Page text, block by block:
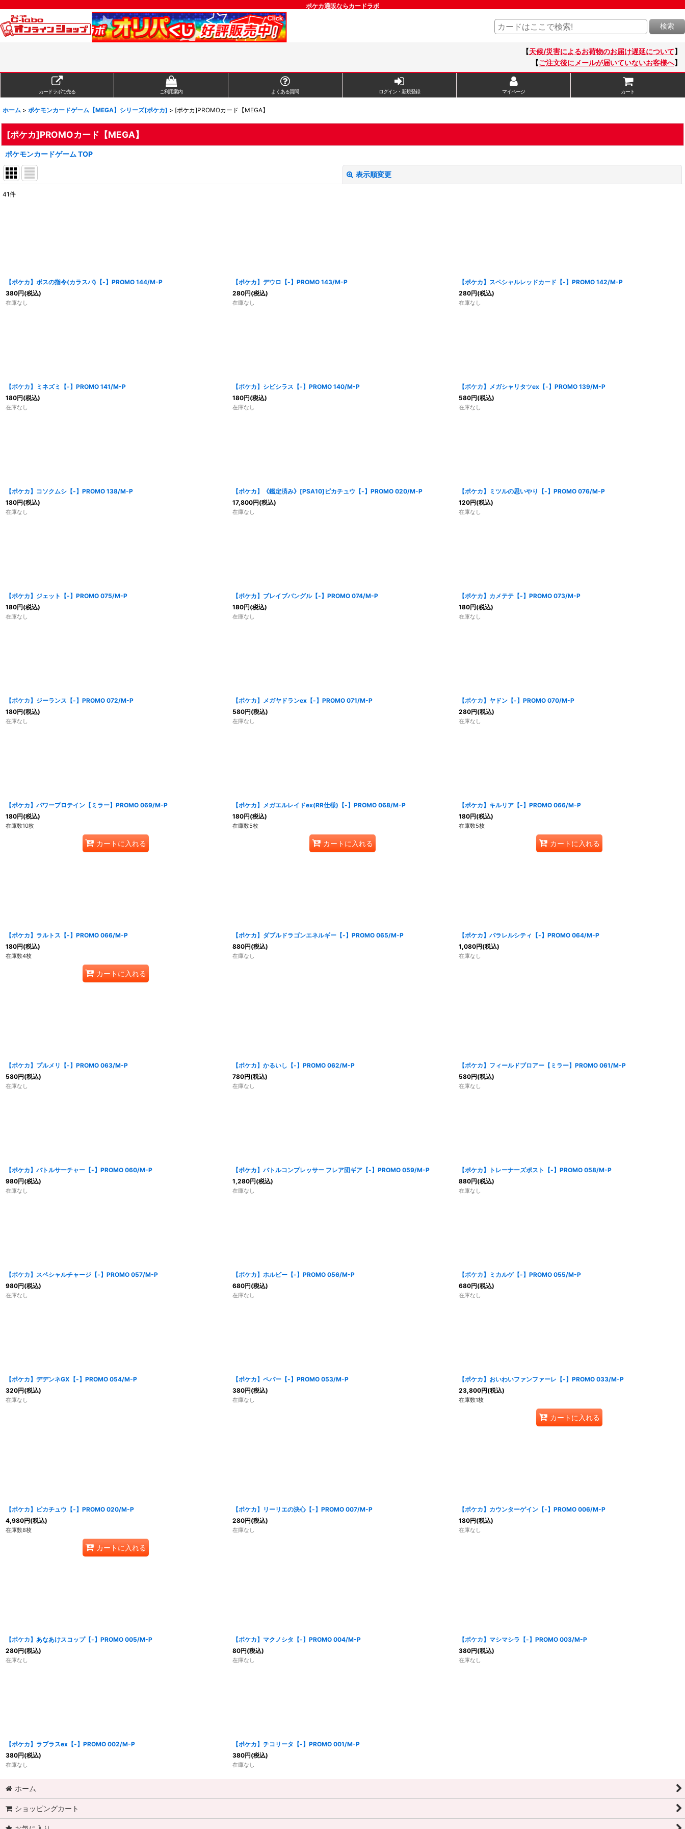
ポケカ通販ならカードラボ
検索
【天候/災害によるお荷物のお届け遅延について】
【ご注文後にメールが届いていないお客様へ】
カードラボで売る ご利用案内 よくある質問 ログイン・新規登録 マイページ カート
ホーム > ポケモンカードゲーム【MEGA】シリーズ[ポケカ] > [ポケカ]PROMOカード【MEGA】
[ポケカ]PROMOカード【MEGA】
ポケモンカードゲーム TOP
表示順変更
41件
【ポケカ】ボスの指令(カラスバ)【-】PROMO 144/M-P
380円(税込)
在庫なし
【ポケカ】デウロ【-】PROMO 143/M-P
280円(税込)
在庫なし
【ポケカ】スペシャルレッドカード【-】PROMO 142/M-P
280円(税込)
在庫なし
【ポケカ】ミネズミ【-】PROMO 141/M-P
180円(税込)
在庫なし
【ポケカ】シビシラス【-】PROMO 140/M-P
180円(税込)
在庫なし
【ポケカ】メガシャリタツex【-】PROMO 139/M-P
580円(税込)
在庫なし
【ポケカ】コソクムシ【-】PROMO 138/M-P
180円(税込)
在庫なし
【ポケカ】《鑑定済み》[PSA10]ピカチュウ【-】PROMO 020/M-P
17,800円(税込)
在庫なし
【ポケカ】ミツルの思いやり【-】PROMO 076/M-P
120円(税込)
在庫なし
【ポケカ】ジェット【-】PROMO 075/M-P
180円(税込)
在庫なし
【ポケカ】ブレイブバングル【-】PROMO 074/M-P
180円(税込)
在庫なし
【ポケカ】カメテテ【-】PROMO 073/M-P
180円(税込)
在庫なし
【ポケカ】ジーランス【-】PROMO 072/M-P
180円(税込)
在庫なし
【ポケカ】メガヤドランex【-】PROMO 071/M-P
580円(税込)
在庫なし
【ポケカ】ヤドン【-】PROMO 070/M-P
280円(税込)
在庫なし
【ポケカ】パワープロテイン【ミラー】PROMO 069/M-P
180円(税込)
在庫数10枚
カートに入れる
【ポケカ】メガエルレイドex(RR仕様)【-】PROMO 068/M-P
180円(税込)
在庫数5枚
カートに入れる
【ポケカ】キルリア【-】PROMO 066/M-P
180円(税込)
在庫数5枚
カートに入れる
【ポケカ】ラルトス【-】PROMO 066/M-P
180円(税込)
在庫数4枚
カートに入れる
【ポケカ】ダブルドラゴンエネルギー【-】PROMO 065/M-P
880円(税込)
在庫なし
【ポケカ】パラレルシティ【-】PROMO 064/M-P
1,080円(税込)
在庫なし
【ポケカ】プルメリ【-】PROMO 063/M-P
580円(税込)
在庫なし
【ポケカ】かるいし【-】PROMO 062/M-P
780円(税込)
在庫なし
【ポケカ】フィールドブロアー【ミラー】PROMO 061/M-P
580円(税込)
在庫なし
【ポケカ】バトルサーチャー【-】PROMO 060/M-P
980円(税込)
在庫なし
【ポケカ】バトルコンプレッサー フレア団ギア【-】PROMO 059/M-P
1,280円(税込)
在庫なし
【ポケカ】トレーナーズポスト【-】PROMO 058/M-P
880円(税込)
在庫なし
【ポケカ】スペシャルチャージ【-】PROMO 057/M-P
980円(税込)
在庫なし
【ポケカ】ホルビー【-】PROMO 056/M-P
680円(税込)
在庫なし
【ポケカ】ミカルゲ【-】PROMO 055/M-P
680円(税込)
在庫なし
【ポケカ】デデンネGX【-】PROMO 054/M-P
320円(税込)
在庫なし
【ポケカ】ペパー【-】PROMO 053/M-P
380円(税込)
在庫なし
【ポケカ】おいわいファンファーレ【-】PROMO 033/M-P
23,800円(税込)
在庫数1枚
カートに入れる
【ポケカ】ピカチュウ【-】PROMO 020/M-P
4,980円(税込)
在庫数8枚
カートに入れる
【ポケカ】リーリエの決心【-】PROMO 007/M-P
280円(税込)
在庫なし
【ポケカ】カウンターゲイン【-】PROMO 006/M-P
180円(税込)
在庫なし
【ポケカ】あなあけスコップ【-】PROMO 005/M-P
280円(税込)
在庫なし
【ポケカ】マクノシタ【-】PROMO 004/M-P
80円(税込)
在庫なし
【ポケカ】マシマシラ【-】PROMO 003/M-P
380円(税込)
在庫なし
【ポケカ】ラプラスex【-】PROMO 002/M-P
380円(税込)
在庫なし
【ポケカ】チコリータ【-】PROMO 001/M-P
380円(税込)
在庫なし
ホーム
ショッピングカート